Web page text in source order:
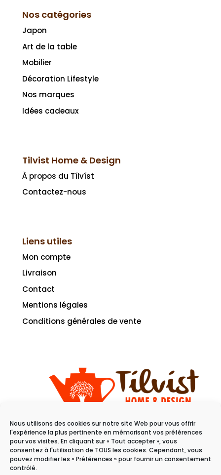
Nous utilisons des cookies sur notre site Web pour vous offrir
l'expérience la plus pertinente en mémorisant vos préférences
pour vos visites. En cliquant sur « Tout accepter », vous
consentez à l'utilisation de TOUS les cookies. Cependant, vous
pouvez modifier les « Préférences » pour fournir un consentement
contrôlé.
Nos catégories
Japon
Art de la table
Mobilier
Décoration Lifestyle
Nos marques
Idées cadeaux
Tilvist Home & Design
À propos du Tílvíst
Contactez-nous
Liens utiles
Mon compte
Livraison
Contact
Mentions légales
Conditions générales de vente
11 rue du raisin
68100 Mulhouse
Du mardi au samedi